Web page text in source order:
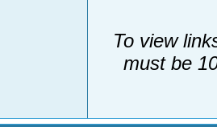
To view
must be